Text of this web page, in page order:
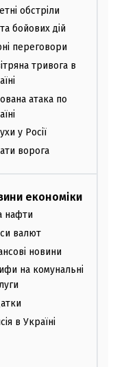
обстріли
бойових дій
переговори
тривога в
атака по
у Росії
ворога
економіки
нафти
валют
новини
на комунальні
в Україні